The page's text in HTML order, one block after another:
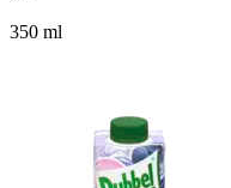
350 ml